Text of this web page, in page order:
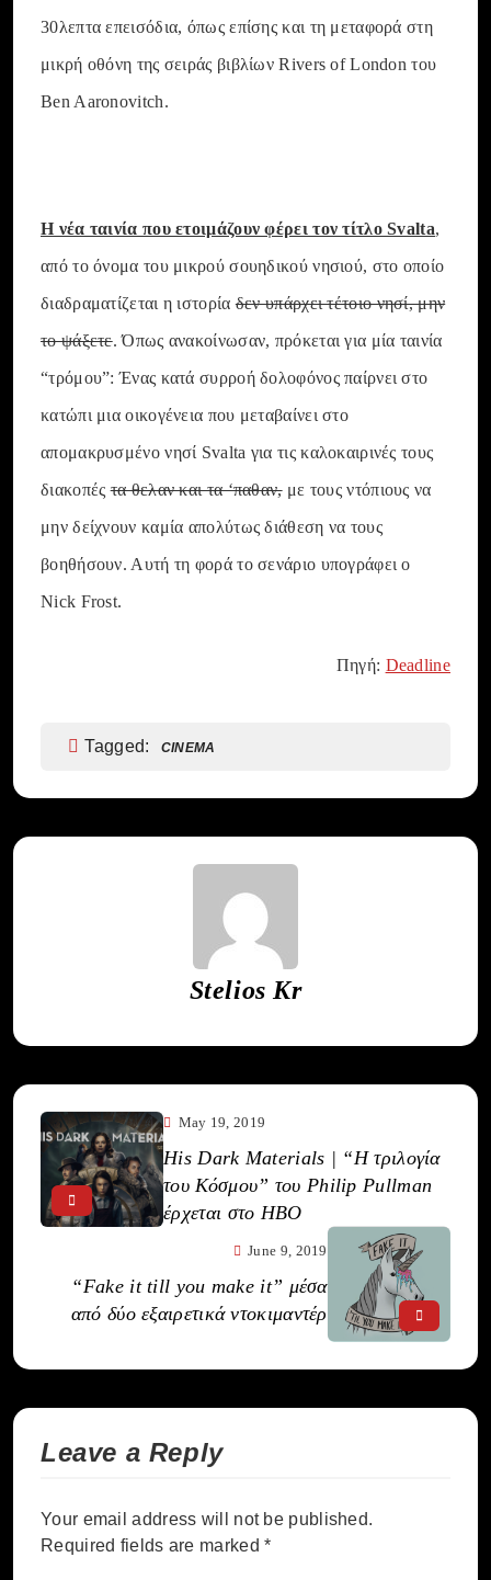
30λεπτα επεισόδια, όπως επίσης και τη μεταφορά στη
μικρή οθόνη της σειράς βιβλίων Rivers of London του
Ben Aaronovitch.
Η νέα ταινία που ετοιμάζουν φέρει τον τίτλο Svalta,
από το όνομα του μικρού σουηδικού νησιού, στο οποίο
διαδραματίζεται η ιστορίαδεν υπάρχει τέτοιο νησί, μην
το ψάξετε. Όπως ανακοίνωσαν, πρόκεται για μία ταινία
“τρόμου”: Ένας κατά συρροή δολοφόνος παίρνει στο
κατώπι μια οικογένεια που μεταβαίνει στο
απομακρυσμένο νησί Svalta για τις καλοκαιρινές τους
διακοπέςτα θελαν και τα ‘παθαν,με τους ντόπιους να
μην δείχνουν καμία απολύτως διάθεση να τους
βοηθήσουν. Αυτή τη φορά το σενάριο υπογράφει ο
Nick Frost.
Πηγή: Deadline
Tagged: CINEMA
Stelios Kr
May 19, 2019
His Dark Materials | “Η τριλογία
του Κόσμου” του Philip Pullman
έρχεται στο HBO
June 9, 2019
“Fake it till you make it” μέσα
από δύο εξαιρετικά ντοκιμαντέρ
Leave a Reply
Your email address will not be published.
Required fields are marked*